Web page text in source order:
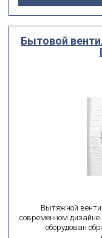
Бытовой
Вытяжной
современном
оборудован